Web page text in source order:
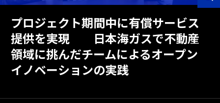
プロジェクト期間中に有償サービス
提供を実現 日本海ガスで不動産
領域に挑んだチームによるオープン
イノベーションの実践